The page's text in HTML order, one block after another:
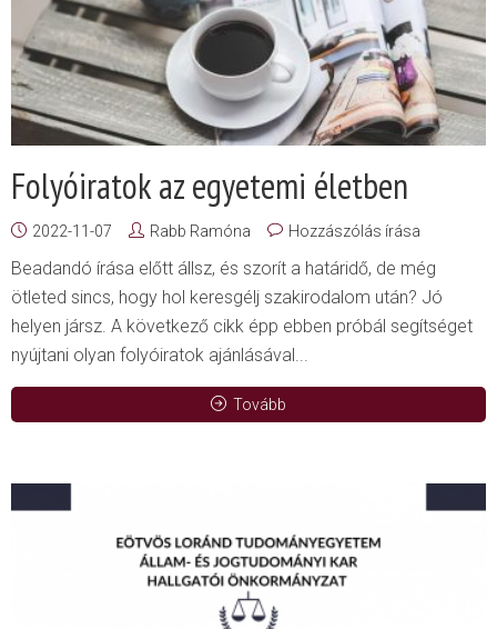
Folyóiratok az egyetemi életben
2022-11-07 Rabb Ramóna Hozzászólás írása
Beadandó írása előtt állsz, és szorít a határidő, de még
ötleted sincs, hogy hol keresgélj szakirodalom után? Jó
helyen jársz. A következő cikk épp ebben próbál segítséget
nyújtani olyan folyóiratok ajánlásával...
Tovább